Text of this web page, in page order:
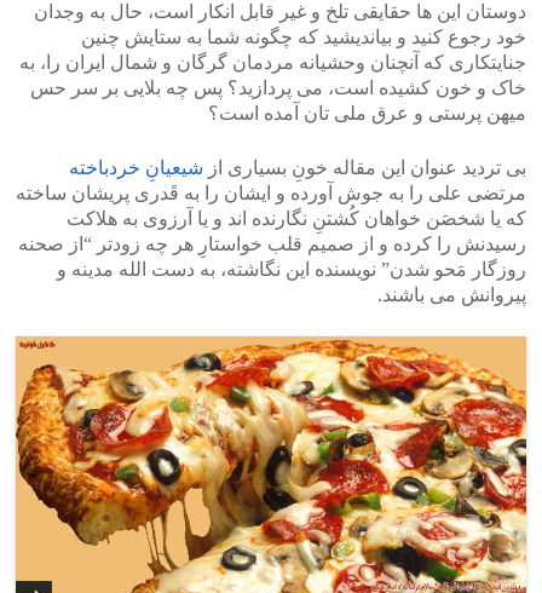
دوستان این ها حقایقی تلخ و غیر قابل انکار است، حال به وجدان
خود رجوع کنید و بیاندیشید که چگونه شما به ستایش چنین
جنایتکاری که آنچنان وحشیانه مردمان گرگان و شمال ایران را، به
خاک و خون کشیده است، می پردازید؟ پس چه بلایی بر سر حس
میهن پرستی و عرق ملی تان آمده است؟
بی تردید عنوان این مقاله خونِ بسیاری از شیعیانِ خردباخته
مرتضی علی را به جوش آورده و ایشان را به قَدری پریشان ساخته
که یا شخصَن خواهان کُشتنِ نگارنده اند و یا آرزوی به هلاکت
رسیدنش را کرده و از صمیم قلب خواستارِ هر چه زودتر “از صحنه
روزگار مَحو شدن” نویسنده این نگاشته، به دست الله مدینه و
پیروانش می باشند.